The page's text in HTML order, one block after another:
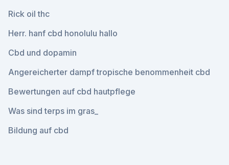
Rick oil thc
Herr. hanf cbd honolulu hallo
Cbd und dopamin
Angereicherter dampf tropische benommenheit cbd
Bewertungen auf cbd hautpflege
Was sind terps im gras_
Bildung auf cbd